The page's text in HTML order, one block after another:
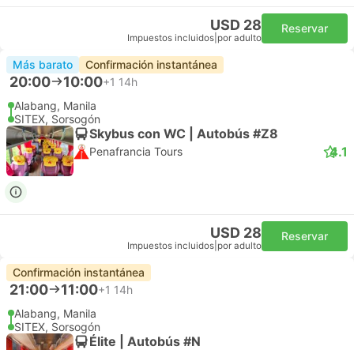
USD 28
Impuestos incluidos por adulto
Reservar
Más barato Confirmación instantánea
20:00 10:00+1 14h
Alabang, Manila
SITEX, Sorsogón
Skybus con WC | Autobús #Z8
Penafrancia Tours 4.1
USD 28
Impuestos incluidos por adulto
Reservar
Confirmación instantánea
21:00 11:00+1 14h
Alabang, Manila
SITEX, Sorsogón
Élite | Autobús #N